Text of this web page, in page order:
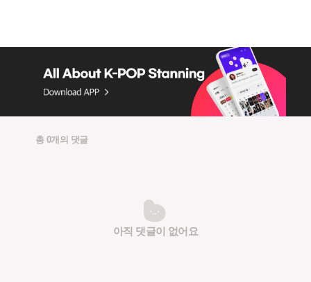
총 0개의 댓글
아직 댓글이 없어요